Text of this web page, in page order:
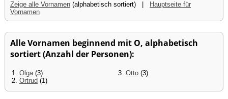
Zeige alle Vornamen (alphabetisch sortiert) |
Hauptseite für
Vornamen
Alle Vornamen beginnend mit O, alphabetisch
sortiert (Anzahl der Personen):
1. Olga(3)
2. Ortrud (1)
3. Otto (3)